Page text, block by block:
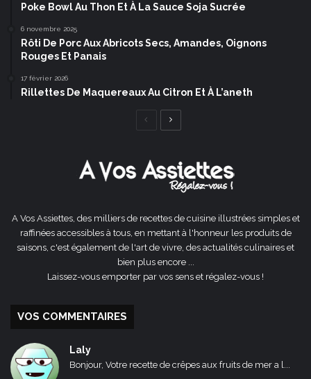
Poke Bowl Au Thon Et À La Sauce Soja Sucrée
6 novembre 2025
Rôti De Porc Aux Abricots Secs, Amandes, Oignons
Rouges Et Panais
17 février 2026
Rillettes De Maquereaux Au Citron Et À L’aneth
Page
A Vos Assiettes, des milliers de recettes de cuisine illustrées simples et
raffinées accessibles à tous, en mettant à l'honneur les produits de
saisons, c'est également de l'art de vivre, des actualités culinaires et
bien plus encore ...
Laissez-vous emporter par vos sens et régalez-vous !
VOS COMMENTAIRES
Laly
Bonjour, Votre recette de crêpes aux fruits de mer a l...